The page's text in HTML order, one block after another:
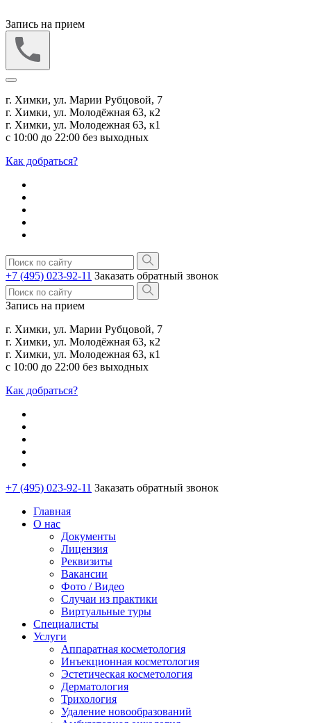
Запись на прием
г. Химки, ул. Марии Рубцовой, 7
г. Химки, ул. Молодёжная 63, к2
г. Химки, ул. Молодежная 63, к1
с 10:00 до 22:00 без выходных
Как добраться?
+7 (495) 023-92-11 Заказать обратный звонок
Запись на прием
г. Химки, ул. Марии Рубцовой, 7
г. Химки, ул. Молодёжная 63, к2
г. Химки, ул. Молодежная 63, к1
с 10:00 до 22:00 без выходных
Как добраться?
+7 (495) 023-92-11 Заказать обратный звонок
Главная
О нас
Документы
Лицензия
Реквизиты
Вакансии
Фото / Видео
Случаи из практики
Виртуальные туры
Специалисты
Услуги
Аппаратная косметология
Инъекционная косметология
Эстетическая косметология
Дермато­логия
Трихология
Удаление новообразований